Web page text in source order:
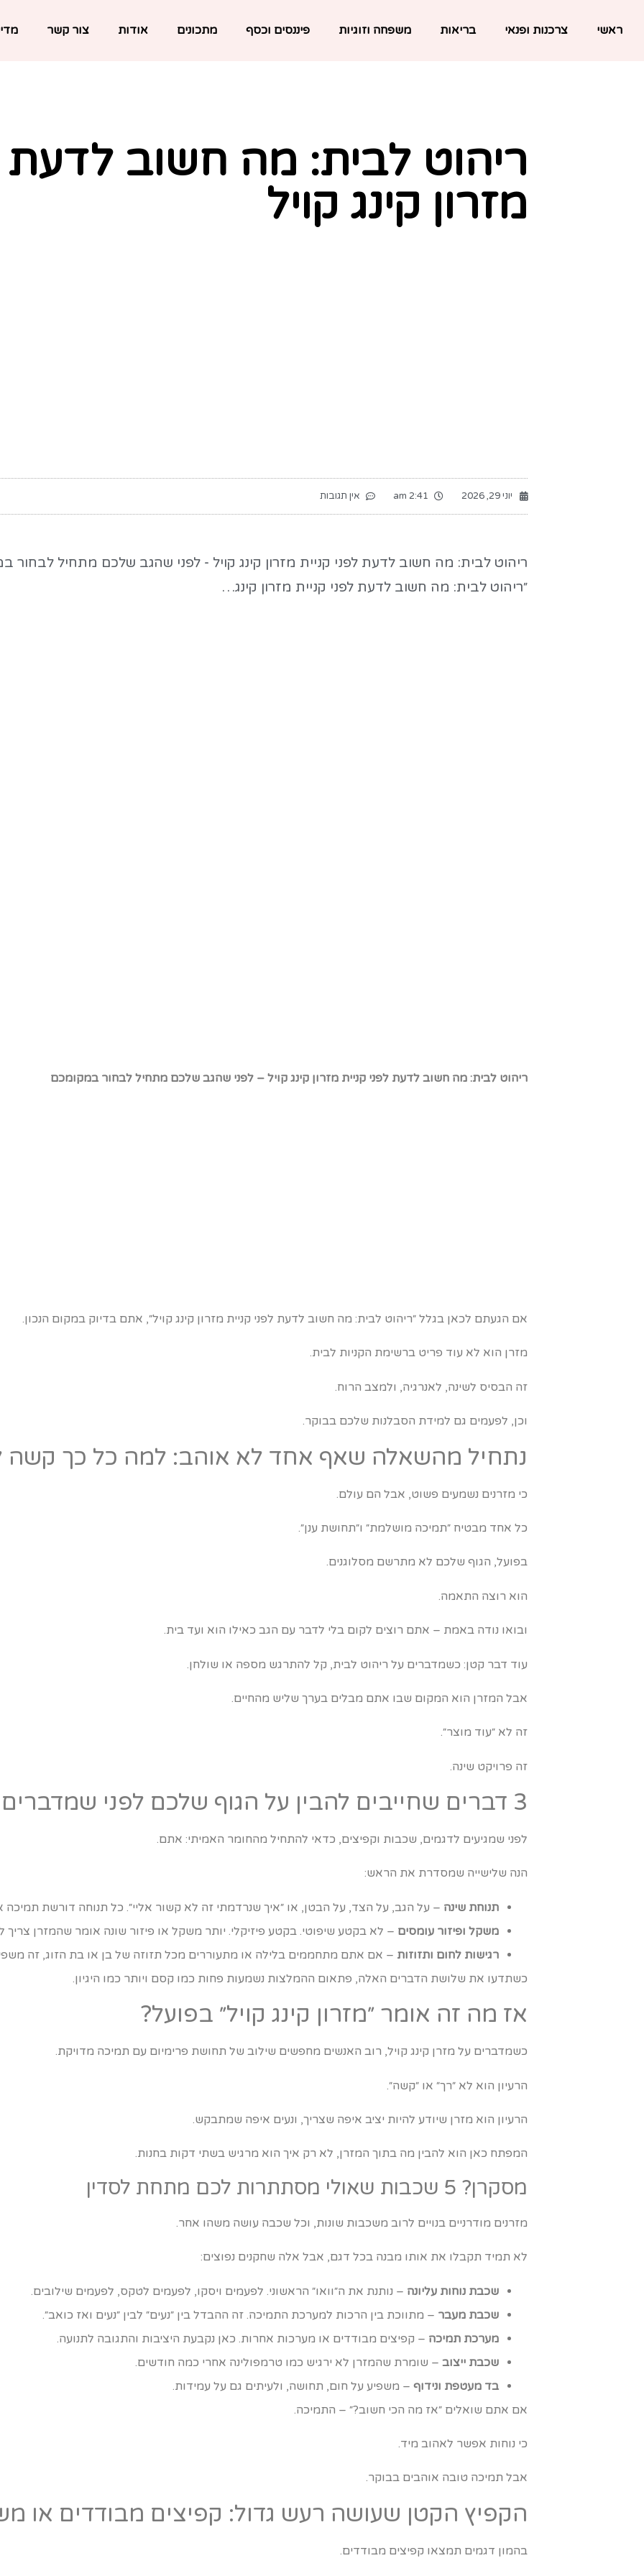
ראשי צרכנות ופנאי בריאות משפחה וזוגיות פיננסים וכסף מתכונים אודות צור קשר
ריהוט לבית: מה חשוב לדעת
מזרון קינג קויל
יוני 29, 2026 2:41 am אין תגובות
ריהוט לבית: מה חשוב לדעת לפני קניית מזרון קינג קויל - לפני שהגב שלכם מתחיל
״ריהוט לבית: מה חשוב לדעת לפני קניית מזרון קינג…
ריהוט לבית: מה חשוב לדעת לפני קניית מזרון קינג קויל – לפני שהגב שלכם מתחיל לבחור במקומכם
אם הגעתם לכאן בגלל ״ריהוט לבית: מה חשוב לדעת לפני קניית מזרון קינג קויל״, אתם בדיוק במקום הנכון.
מזרן הוא לא עוד פריט ברשימת הקניות לבית.
זה הבסיס לשינה, לאנרגיה, ולמצב הרוח.
וכן, לפעמים גם למידת הסבלנות שלכם בבוקר.
נתחיל מהשאלה שאף אחד לא אוהב: למה כל כך קשה
כי מזרנים נשמעים פשוט, אבל הם עולם.
כל אחד מבטיח ״תמיכה מושלמת״ ו״תחושת ענן״.
בפועל, הגוף שלכם לא מתרשם מסלוגנים.
הוא רוצה התאמה.
ובואו נודה באמת – אתם רוצים לקום בלי לדבר עם הגב כאילו הוא ועד בית.
עוד דבר קטן: כשמדברים על ריהוט לבית, קל להתרגש מספה או שולחן.
אבל המזרן הוא המקום שבו אתם מבלים בערך שליש מהחיים.
זה לא ״עוד מוצר״.
זה פרויקט שינה.
3 דברים שחייבים להבין על הגוף שלכם לפני שמדברים על מותגים
לפני שמגיעים לדגמים, שכבות וקפיצים, כדאי להתחיל מהחומר האמיתי: אתם.
הנה שלישייה שמסדרת את הראש:
תנוחת שינה – על הגב, על הצד, על הבטן, או ״איך שנרדמתי זה לא קשור אליי״. כל תנוחה דורשת תמיכה
משקל ופיזור עומסים – לא בקטע שיפוטי. בקטע פיזיקלי. יותר משקל או פיזור שונה אומר שהמזרן
רגישות לחום ותזוזות – אם אתם מתחממים בלילה או מתעוררים מכל תזוזה של בן או בת הזוג, זה
כשתדעו את שלושת הדברים האלה, פתאום ההמלצות נשמעות פחות כמו קסם ויותר כמו היגיון.
אז מה זה אומר ״מזרון קינג קויל״ בפועל?
כשמדברים על מזרן קינג קויל, רוב האנשים מחפשים שילוב של תחושת פרימיום עם תמיכה מדויקת.
הרעיון הוא לא ״רך״ או ״קשה״.
הרעיון הוא מזרן שיודע להיות יציב איפה שצריך, ונעים איפה שמתבקש.
המפתח כאן הוא להבין מה בתוך המזרן, לא רק איך הוא מרגיש בשתי דקות בחנות.
מסקרן? 5 שכבות שאולי מסתתרות לכם מתחת לסדין
מזרנים מודרניים בנויים לרוב משכבות שונות, וכל שכבה עושה משהו אחר.
לא תמיד תקבלו את אותו מבנה בכל דגם, אבל אלה שחקנים נפוצים:
שכבת נוחות עליונה – נותנת את ה״וואו״ הראשוני. לפעמים ויסקו, לפעמים לטקס, לפעמים שילובים.
שכבת מעבר – מתווכת בין הרכות למערכת התמיכה. זה ההבדל בין ״נעים״ לבין ״נעים ואז כואב״.
מערכת תמיכה – קפיצים מבודדים או מערכות אחרות. כאן נקבעת היציבות והתגובה לתנועה.
שכבת ייצוב – שומרת שהמזרן לא ירגיש כמו טרמפולינה אחרי כמה חודשים.
בד מעטפת ונידוף – משפיע על חום, תחושה, ולעיתים גם על עמידות.
אם אתם שואלים ״אז מה הכי חשוב?״ – התמיכה.
כי נוחות אפשר לאהוב מיד.
אבל תמיכה טובה אוהבים בבוקר.
הקפיץ הקטן שעושה רעש גדול: קפיצים מבודדים או
בהמון דגמים תמצאו קפיצים מבודדים.